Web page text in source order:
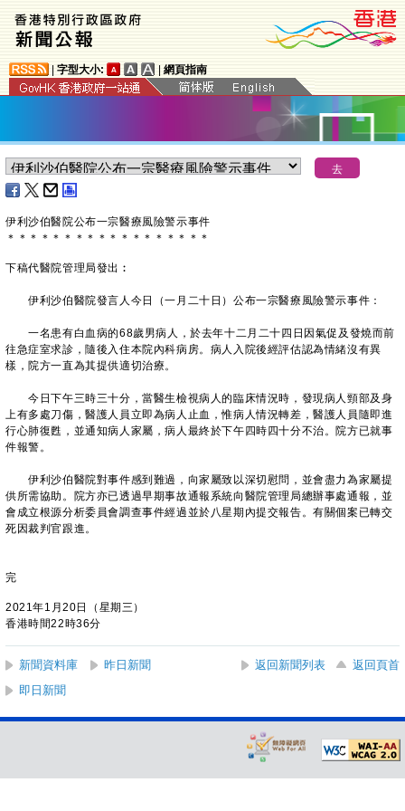
字型大小: 網頁指南
伊利沙伯醫院公布一宗醫療風險警示事件
＊ ＊ ＊ ＊ ＊ ＊ ＊ ＊ ＊ ＊ ＊ ＊ ＊ ＊ ＊ ＊ ＊ ＊
下稿代醫院管理局發出︰
伊利沙伯醫院發言人今日（一月二十日）公布一宗醫療風險警示事件：
一名患有白血病的68歲男病人，於去年十二月二十四日因氣促及發燒而前
往急症室求診，隨後入住本院內科病房。病人入院後經評估認為情緒沒有異
樣，院方一直為其提供適切治療。
今日下午三時三十分，當醫生檢視病人的臨床情況時，發現病人頸部及身
上有多處刀傷，醫護人員立即為病人止血，惟病人情況轉差，醫護人員隨即進
行心肺復甦，並通知病人家屬，病人最終於下午四時四十分不治。院方已就事
件報警。
伊利沙伯醫院對事件感到難過，向家屬致以深切慰問，並會盡力為家屬提
供所需協助。院方亦已透過早期事故通報系統向醫院管理局總辦事處通報，並
會成立根源分析委員會調查事件經過並於八星期內提交報告。有關個案已轉交
死因裁判官跟進。
完
2021年1月20日（星期三）
香港時間22時36分
新聞資料庫 昨日新聞 返回新聞列表
返回頁首
即日新聞